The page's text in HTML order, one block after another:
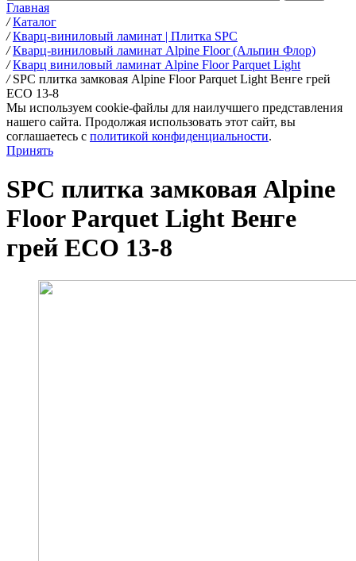
Главная
/ Каталог
/ Кварц-виниловый ламинат | Плитка SPC
/ Кварц-виниловый ламинат Alpine Floor (Альпин Флор)
/ Кварц виниловый ламинат Alpine Floor Parquet Light
/ SPC плитка замковая Alpine Floor Parquet Light Венге грей
ЕСО 13-8
Мы используем cookie-файлы для наилучшего представления
нашего сайта. Продолжая использовать этот сайт, вы
соглашаетесь c политикой конфиденциальности.
Принять
SPC плитка замковая Alpine
Floor Parquet Light Венге
грей ЕСО 13-8